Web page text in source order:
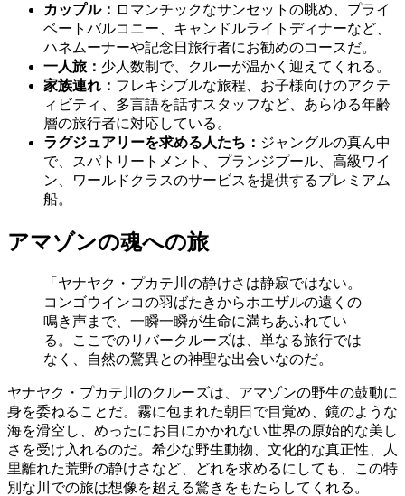
カップル： ロマンチックなサンセットの眺め、プライ
ベートバルコニー、キャンドルライトディナーなど、
ハネムーナーや記念日旅行者にお勧めのコースだ。
一人旅： 少人数制で、クルーが温かく迎えてくれる。
家族連れ： フレキシブルな旅程、お子様向けのアクテ
ィビティ、多言語を話すスタッフなど、あらゆる年齢
層の旅行者に対応している。
ラグジュアリーを求める人たち： ジャングルの真ん中
で、スパトリートメント、プランジプール、高級ワイ
ン、ワールドクラスのサービスを提供するプレミアム
船。
アマゾンの魂への旅
「ヤナヤク・プカテ川の静けさは静寂ではない。
コンゴウインコの羽ばたきからホエザルの遠くの
鳴き声まで、一瞬一瞬が生命に満ちあふれてい
る。ここでのリバークルーズは、単なる旅行では
なく、自然の驚異との神聖な出会いなのだ。
ヤナヤク・プカテ川のクルーズは、アマゾンの野生の鼓動に
身を委ねることだ。霧に包まれた朝日で目覚め、鏡のような
海を滑空し、めったにお目にかかれない世界の原始的な美し
さを受け入れるのだ。希少な野生動物、文化的な真正性、人
里離れた荒野の静けさなど、どれを求めるにしても、この特
別な川での旅は想像を超える驚きをもたらしてくれる。